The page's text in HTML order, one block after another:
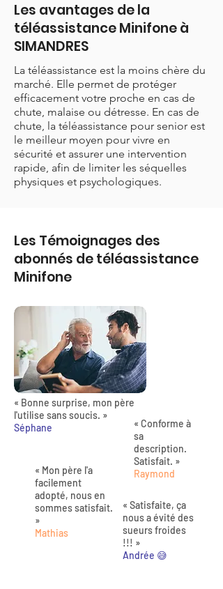
Les avantages de la
téléassistance Minifone à
SIMANDRES
La téléassistance est la moins chère du
marché. Elle permet de protéger
efficacement votre proche en cas de
chute, malaise ou détresse. En cas de
chute, la téléassistance pour senior est
le meilleur moyen pour vivre en
sécurité et assurer une intervention
rapide, afin de limiter les séquelles
physiques et psychologiques.
Les Témoignages des
abonnés de téléassistance
Minifone
« Bonne surprise, mon père
l'utilise sans soucis. »
Séphane
« Mon père l'a
facilement
adopté, nous en
sommes satisfait.
»
Mathias
« Conforme à
sa
description.
Satisfait. »
Raymond
« Satisfaite, ça
nous a évité des
sueurs froides
!!! »
Andrée 😅